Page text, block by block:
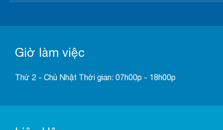
Giờ làm việc
Thứ 2 - Chủ Nhật Thời gian: 07h00p - 18h00p